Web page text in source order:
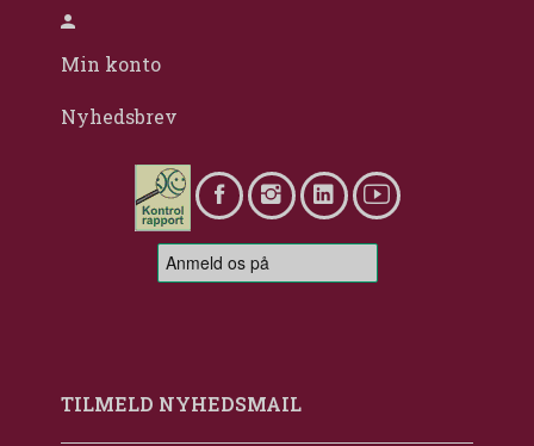
Min konto
Nyhedsbrev
TILMELD NYHEDSMAIL